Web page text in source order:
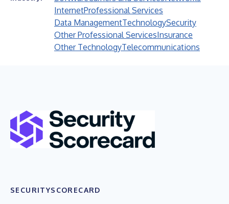
InternetProfessional Services
Data ManagementTechnologySecurity
Other Professional ServicesInsurance
Other TechnologyTelecommunications
SECURITYSCORECARD